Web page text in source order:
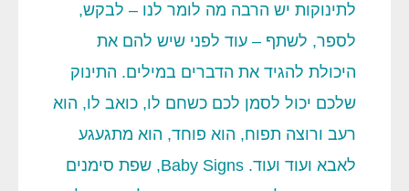
לתינוקות יש הרבה מה לומר לנו – לבקש,
לספר, לשתף – עוד לפני שיש להם את
היכולת להגיד את הדברים במילים. התינוק
שלכם יכול לסמן לכם כשחם לו, כואב לו, הוא
רעב ורוצה תפוח, הוא פוחד, הוא מתגעגע
לאבא ועוד ועוד. Baby Signs, שפת סימנים